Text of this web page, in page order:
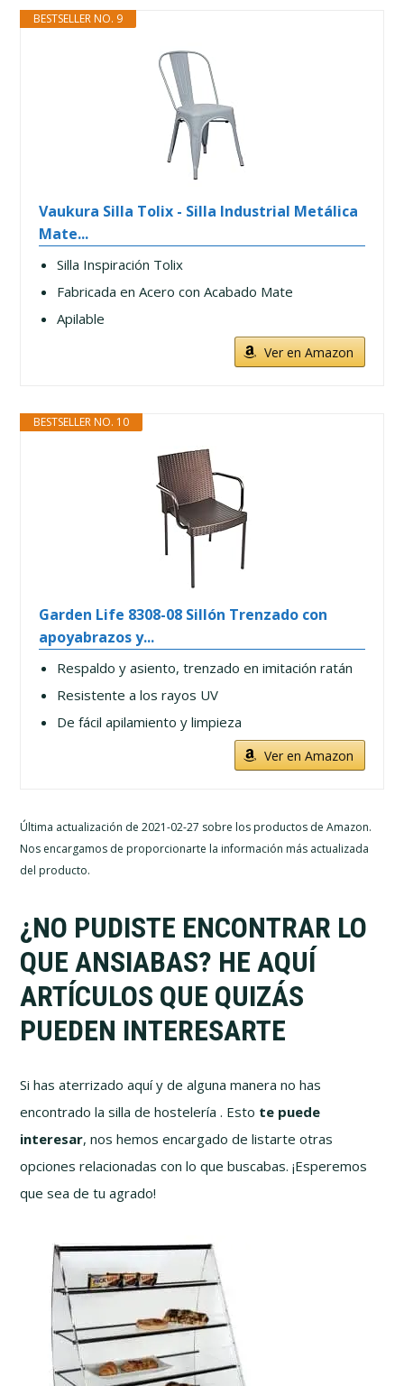
BESTSELLER NO. 9
Vaukura Silla Tolix - Silla Industrial Metálica
Mate...
Silla Inspiración Tolix
Fabricada en Acero con Acabado Mate
Apilable
Ver en Amazon
BESTSELLER NO. 10
Garden Life 8308-08 Sillón Trenzado con
apoyabrazos y...
Respaldo y asiento, trenzado en imitación ratán
Resistente a los rayos UV
De fácil apilamiento y limpieza
Ver en Amazon
Última actualización de 2021-02-27 sobre los productos de Amazon.
Nos encargamos de proporcionarte la información más actualizada
del producto.
¿NO PUDISTE ENCONTRAR LO
QUE ANSIABAS? HE AQUÍ
ARTÍCULOS QUE QUIZÁS
PUEDEN INTERESARTE
Si has aterrizado aquí y de alguna manera no has
encontrado la silla de hostelería . Esto te puede
interesar, nos hemos encargado de listarte otras
opciones relacionadas con lo que buscabas. ¡Esperemos
que sea de tu agrado!